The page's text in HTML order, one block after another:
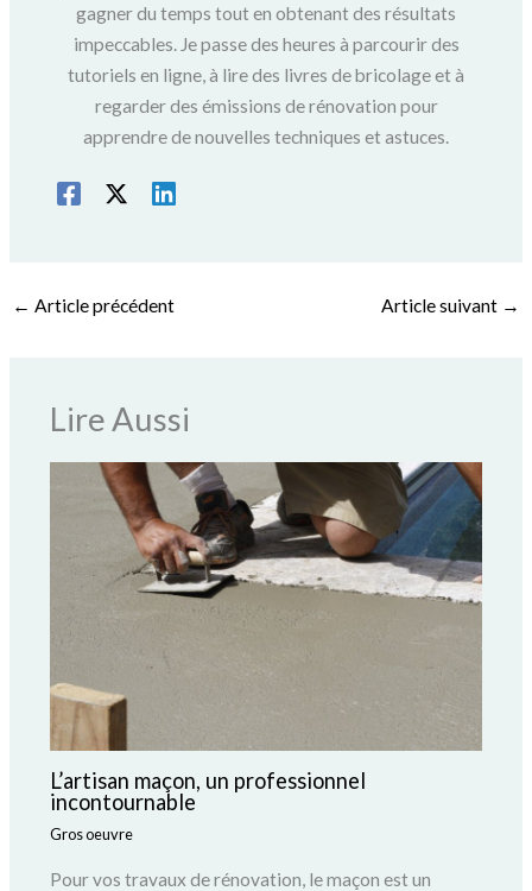
gagner du temps tout en obtenant des résultats
impeccables. Je passe des heures à parcourir des
tutoriels en ligne, à lire des livres de bricolage et à
regarder des émissions de rénovation pour
apprendre de nouvelles techniques et astuces.
← Article précédent Article suivant →
Lire Aussi
L’artisan maçon, un professionnel
incontournable
Gros oeuvre
Pour vos travaux de rénovation, le maçon est un